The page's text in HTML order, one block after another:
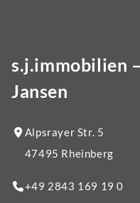
s.j.immobilien
Jansen
Alpsrayer Str. 5
47495 Rheinberg
+49 2843 169 19 0